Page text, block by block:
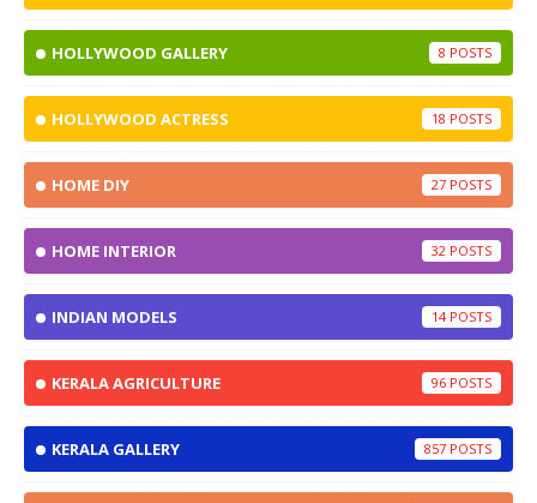
HOLLYWOOD GALLERY 8
HOLLYWOOD ACTRESS 18
HOME DIY 27
HOME INTERIOR 32
INDIAN MODELS 14
KERALA AGRICULTURE 96
KERALA GALLERY 857